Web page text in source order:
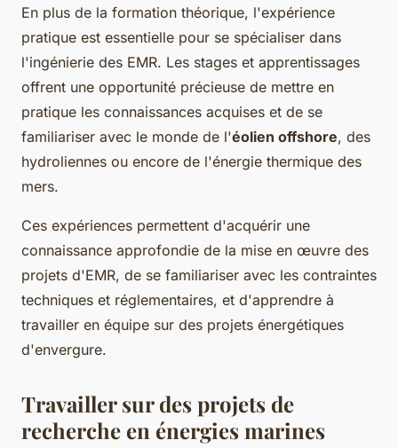
En plus de la formation théorique, l'expérience
pratique est essentielle pour se spécialiser dans
l'ingénierie des EMR. Les stages et apprentissages
offrent une opportunité précieuse de mettre en
pratique les connaissances acquises et de se
familiariser avec le monde de l'éolien offshore, des
hydroliennes ou encore de l'énergie thermique des
mers.
Ces expériences permettent d'acquérir une
connaissance approfondie de la mise en œuvre des
projets d'EMR, de se familiariser avec les contraintes
techniques et réglementaires, et d'apprendre à
travailler en équipe sur des projets énergétiques
d'envergure.
Travailler sur des projets de
recherche en énergies marines